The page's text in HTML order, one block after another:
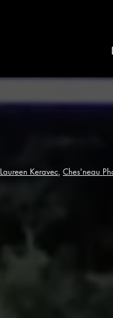
Laureen Keravec, Ches'neau